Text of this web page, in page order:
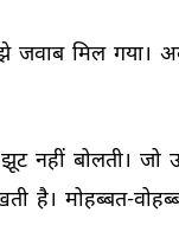
जवाब मिल गया।
झूट नहीं बोलती। जो
है। मोहब्बत-